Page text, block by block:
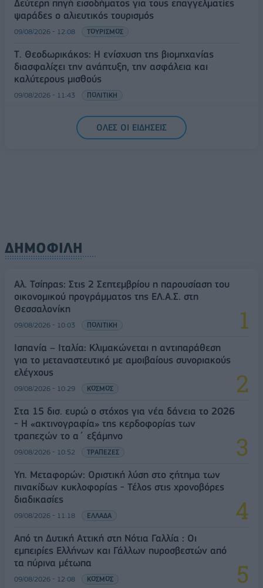
Δεύτερη πηγή εισοδήματος για τους επαγγελματίες
ψαράδες ο αλιευτικός τουρισμός
09/08/2026 - 12:08 ΤΟΥΡΙΣΜΟΣ
Τ. Θεοδωρικάκος: Η ενίσχυση της βιομηχανίας
διασφαλίζει την ανάπτυξη, την ασφάλεια και
καλύτερους μισθούς
09/08/2026 - 11:43 ΠΟΛΙΤΙΚΗ
Υπ. Μεταφορών: Οριστική λύση στο ζήτημα των
πινακίδων κυκλοφορίας - Τέλος στις χρονοβόρες
ΟΛΕΣ ΟΙ ΕΙΔΗΣΕΙΣ
ΔΗΜΟΦΙΛΗ
Αλ. Τσίπρας: Στις 2 Σεπτεμβρίου η παρουσίαση του
οικονομικού προγράμματος της ΕΛ.Α.Σ. στη
Θεσσαλονίκη
09/08/2026 - 10:03 ΠΟΛΙΤΙΚΗ
Ισπανία – Ιταλία: Κλιμακώνεται η αντιπαράθεση
για το μεταναστευτικό με αμοιβαίους συνοριακούς
ελέγχους
09/08/2026 - 10:29 ΚΟΣΜΟΣ
Στα 15 δισ. ευρώ ο στόχος για νέα δάνεια το 2026
- Η «ακτινογραφία» της κερδοφορίας των
τραπεζών το α΄ εξάμηνο
09/08/2026 - 10:52 ΤΡΑΠΕΖΕΣ
Υπ. Μεταφορών: Οριστική λύση στο ζήτημα των
πινακίδων κυκλοφορίας - Τέλος στις χρονοβόρες
διαδικασίες
09/08/2026 - 11:18 ΕΛΛΑΔΑ
Από τη Δυτική Αττική στη Νότια Γαλλία : Οι
εμπειρίες Ελλήνων και Γάλλων πυροσβεστών από
τα πύρινα μέτωπα
09/08/2026 - 12:08 ΚΟΣΜΟΣ